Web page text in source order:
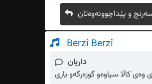
و پێداچوونەوەتان
Berzî Berzî
داریان
کاڵا سیاوەو گوزەرگەو یاری